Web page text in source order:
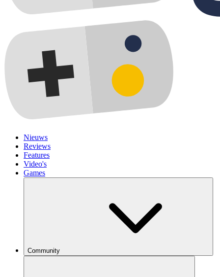
Nieuws
Reviews
Features
Video's
Games
Community